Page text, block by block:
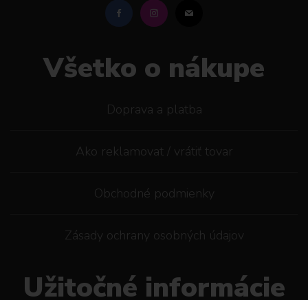
Všetko o nákupe
Doprava a platba
Ako reklamovat / vrátiť tovar
Obchodné podmienky
Zásady ochrany osobných údajov
Užitočné informácie